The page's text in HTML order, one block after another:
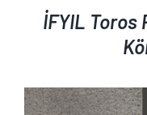
İFYIL Toros